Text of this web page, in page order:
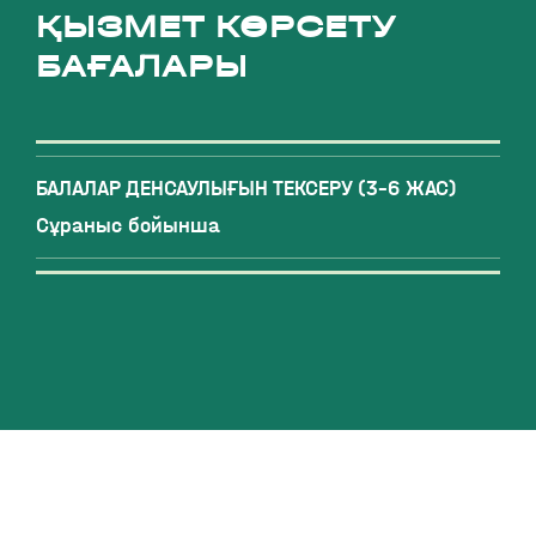
ҚЫЗМЕТ КӨРСЕТУ
БАҒАЛАРЫ
БАЛАЛАР ДЕНСАУЛЫҒЫН ТЕКСЕРУ (3–6 ЖАС)
Сұраныс бойынша